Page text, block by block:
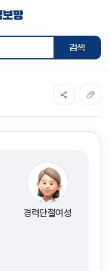
색
경력단절여성